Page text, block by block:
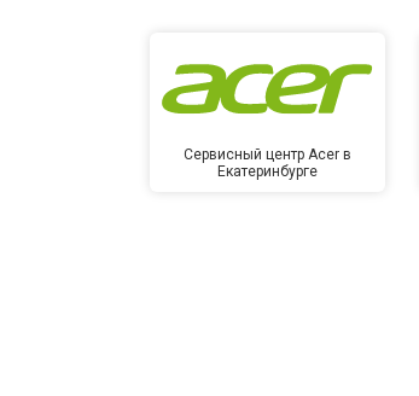
Сервисный центр Acer в
Екатеринбурге